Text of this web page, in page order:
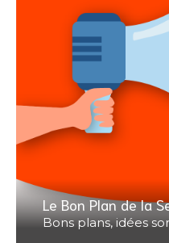
Le Bon Plan de la
Bons plans, idées